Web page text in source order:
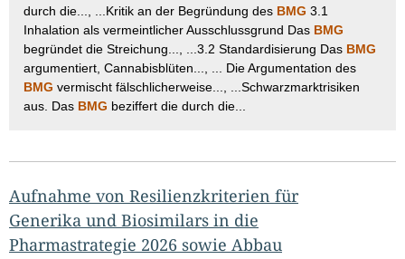
durch die..., ...Kritik an der Begründung des BMG 3.1
Inhalation als vermeintlicher Ausschlussgrund Das BMG
begründet die Streichung..., ...3.2 Standardisierung Das BMG
argumentiert, Cannabisblüten..., ... Die Argumentation des
BMG vermischt fälschlicherweise..., ...Schwarzmarktrisiken
aus. Das BMG beziffert die durch die...
Aufnahme von Resilienzkriterien für
Generika und Biosimilars in die
Pharmastrategie 2026 sowie Abbau